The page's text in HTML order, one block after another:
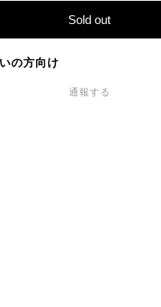
Sold out
の方向け
通報する